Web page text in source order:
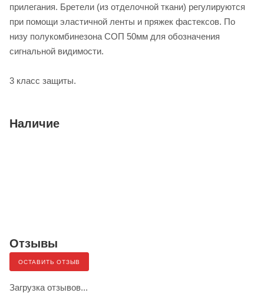
прилегания. Бретели (из отделочной ткани) регулируются
при помощи эластичной ленты и пряжек фастексов. По
низу полукомбинезона СОП 50мм для обозначения
сигнальной видимости.
3 класс защиты.
Наличие
Отзывы
ОСТАВИТЬ ОТЗЫВ
Загрузка отзывов...